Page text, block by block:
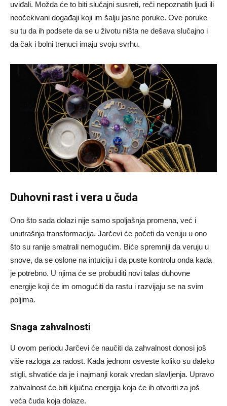
uviđali. Možda će to biti slučajni susreti, reči nepoznatih ljudi ili
neočekivani događaji koji im šalju jasne poruke. Ove poruke
su tu da ih podsete da se u životu ništa ne dešava slučajno i
da čak i bolni trenuci imaju svoju svrhu.
Duhovni rast i vera u čuda
Ono što sada dolazi nije samo spoljašnja promena, već i
unutrašnja transformacija. Jarčevi će početi da veruju u ono
što su ranije smatrali nemogućim. Biće spremniji da veruju u
snove, da se oslone na intuiciju i da puste kontrolu onda kada
je potrebno. U njima će se probuditi novi talas duhovne
energije koji će im omogućiti da rastu i razvijaju se na svim
poljima.
Snaga zahvalnosti
U ovom periodu Jarčevi će naučiti da zahvalnost donosi još
više razloga za radost. Kada jednom osveste koliko su daleko
stigli, shvatiće da je i najmanji korak vredan slavljenja. Upravo
zahvalnost će biti ključna energija koja će ih otvoriti za još
veća čuda koja dolaze.